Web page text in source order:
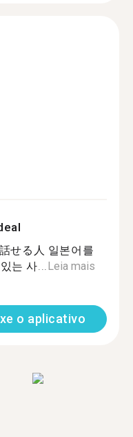
せる人 일본어를
는 사...Leia mais
o aplicativo